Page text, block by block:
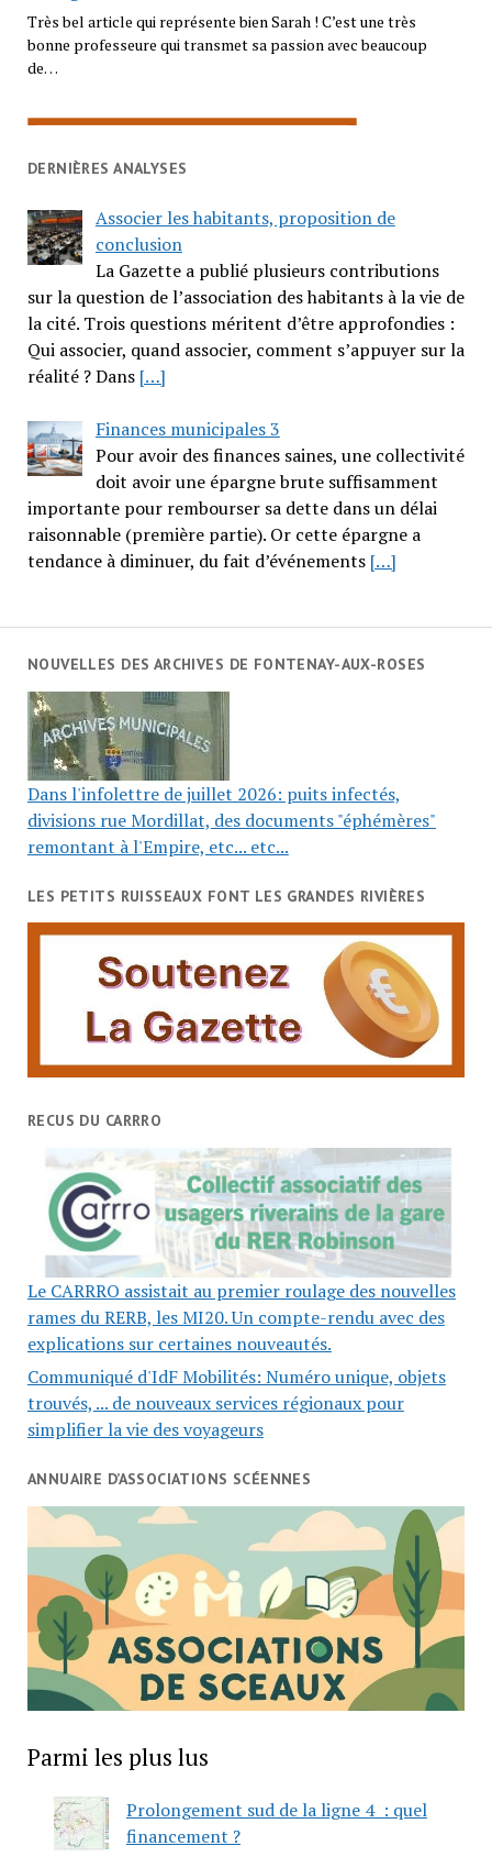
Très bel article qui représente bien Sarah ! C’est une très
bonne professeure qui transmet sa passion avec beaucoup
de…
DERNIÈRES ANALYSES
Associer les habitants, proposition de
conclusion
La Gazette a publié plusieurs contributions
sur la question de l’association des habitants à la vie de
la cité. Trois questions méritent d’être approfondies :
Qui associer, quand associer, comment s’appuyer sur la
réalité ? Dans […]
Finances municipales 3
Pour avoir des finances saines, une collectivité
doit avoir une épargne brute suffisamment
importante pour rembourser sa dette dans un délai
raisonnable (première partie). Or cette épargne a
tendance à diminuer, du fait d’événements […]
NOUVELLES DES ARCHIVES DE FONTENAY-AUX-ROSES
Dans l'infolettre de juillet 2026: puits infectés,
divisions rue Mordillat, des documents "éphémères"
remontant à l'Empire, etc... etc...
LES PETITS RUISSEAUX FONT LES GRANDES RIVIÈRES
RECUS DU CARRRO
Le CARRRO assistait au premier roulage des nouvelles
rames du RERB, les MI20. Un compte-rendu avec des
explications sur certaines nouveautés.
Communiqué d'IdF Mobilités: Numéro unique, objets
trouvés, ... de nouveaux services régionaux pour
simplifier la vie des voyageurs
ANNUAIRE D’ASSOCIATIONS SCÉENNES
Parmi les plus lus
Prolongement sud de la ligne 4 : quel
financement ?